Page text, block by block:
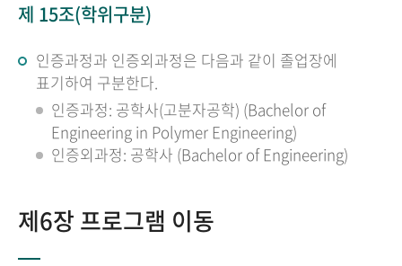
제 15조(학위구분)
인증과정과 인증외과정은 다음과 같이 졸업장에
표기하여 구분한다.
인증과정: 공학사(고분자공학) (Bachelor of
Engineering in Polymer Engineering)
인증외과정: 공학사 (Bachelor of Engineering)
제6장 프로그램 이동